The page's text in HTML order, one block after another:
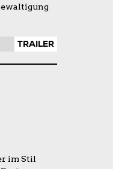
TRAILER
im Stil